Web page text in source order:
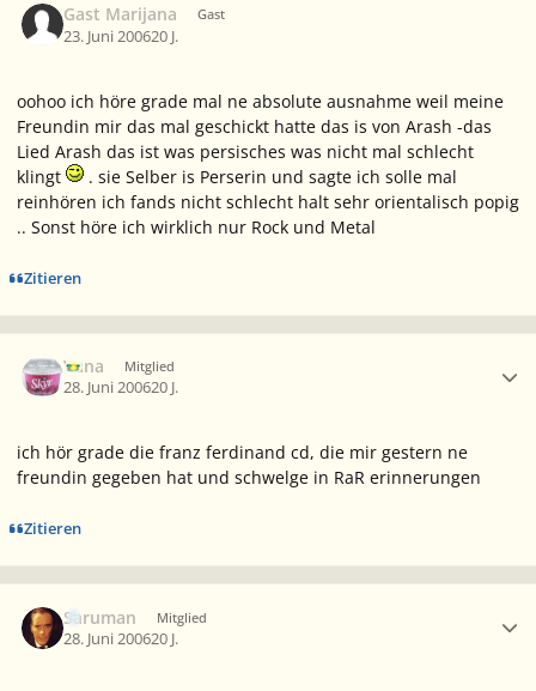
Gast Marijana Gast
23. Juni 200620 J.
oohoo ich höre grade mal ne absolute ausnahme weil meine
Freundin mir das mal geschickt hatte das is von Arash -das
Lied Arash das ist was persisches was nicht mal schlecht
klingt
. sie Selber is Perserin und sagte ich solle mal
reinhören ich fands nicht schlecht halt sehr orientalisch popig
.. Sonst höre ich wirklich nur Rock und Metal
Zitieren
Vana Mitglied
28. Juni 200620 J.
ich hör grade die franz ferdinand cd, die mir gestern ne
freundin gegeben hat und schwelge in RaR erinnerungen
Zitieren
Saruman Mitglied
28. Juni 200620 J.